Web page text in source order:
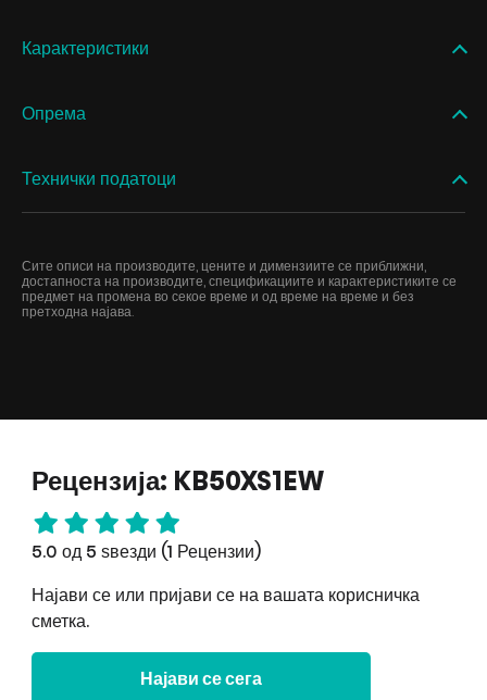
Карактеристики
Опрема
Технички податоци
Сите описи на производите, цените и димензиите се приближни,
достапноста на производите, спецификациите и карактеристиките се
предмет на промена во секое време и од време на време и без
претходна најава.
Рецензија: KB50XS1EW
5.0 од 5 ѕвезди (1 Рецензии)
Најави се или пријави се на вашата корисничка
сметка.
Најави се сега